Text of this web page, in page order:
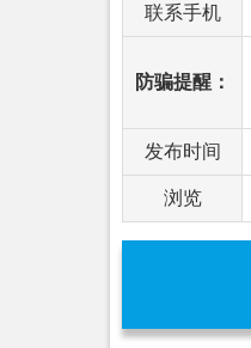
联系手机
防骗提醒：
发布时间
浏览